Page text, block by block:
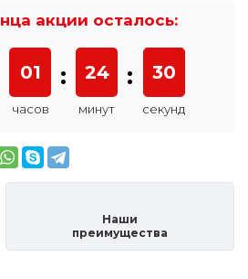
акции осталось:
01
часов
: 24
минут
: 29
секунд
Наши
преимущества